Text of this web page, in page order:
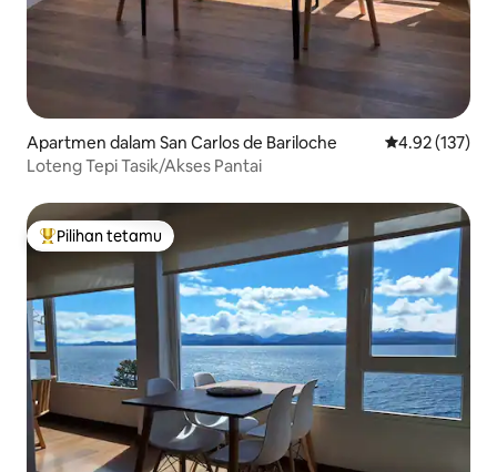
Apartmen dalam San Carlos de Bariloche Penarafan
4.92 (137)
Loteng Tepi Tasik/Akses Pantai
Pilihan utama tetamu
Pilihan tetamu